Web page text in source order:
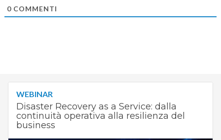
0COMMENTI
WEBINAR
Disaster Recovery as a Service: dalla
continuità operativa alla resilienza del
business